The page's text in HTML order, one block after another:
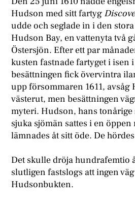
Hudson med sitt fartyg
udde och seglade in i den
Hudson Bay, en vattenyta två
Östersjön. Efter ett par
kusten fastnade fartyget i isen i
besättningen fick övervintra
upp försommaren 1611, avsåg
västerut, men besättningen
myteri. Hudson, hans tonårige
sjuka sjömän sattes i en
lämnades åt sitt öde. De
Det skulle dröja hundrafemtio
slutligen fastslogs att ingen
Hudsonbukten.